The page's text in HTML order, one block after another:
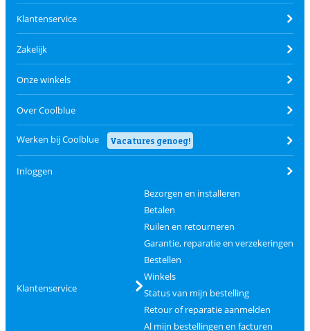
Klantenservice
Zakelijk
Onze winkels
Over Coolblue
Werken bij Coolblue Vacatures genoeg!
Inloggen
Klantenservice
Bezorgen en installeren
Betalen
Ruilen en retourneren
Garantie, reparatie en verzekeringen
Bestellen
Winkels
Status van mijn bestelling
Retour of reparatie aanmelden
Al mijn bestellingen en facturen